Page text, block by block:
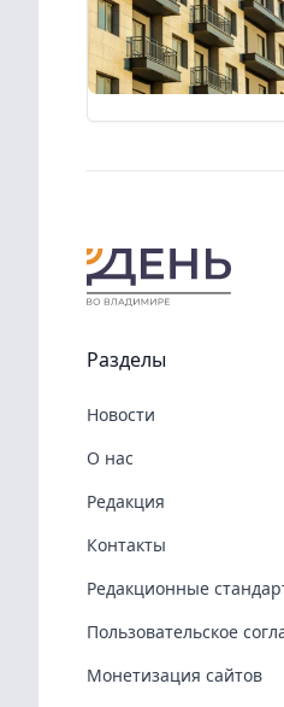
Разделы
Новости
О нас
Редакция
Контакты
Редакционные
Пользовательское
Монетизация сайтов